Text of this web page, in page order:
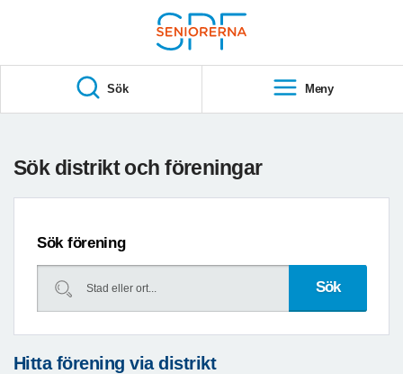
S
A
Sök Meny
Sök distrikt och föreningar
Sök förening
Hitta förening via distrikt